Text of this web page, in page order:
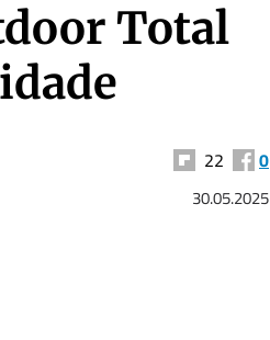
Total
22 0
30.05.2025